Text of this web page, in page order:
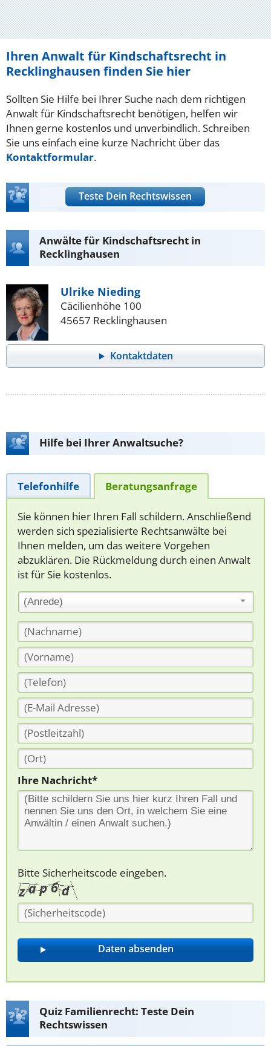
Ihren Anwalt für Kindschaftsrecht in
Recklinghausen finden Sie hier
Sollten Sie Hilfe bei Ihrer Suche nach dem richtigen
Anwalt für Kindschaftsrecht benötigen, helfen wir
Ihnen gerne kostenlos und unverbindlich. Schreiben
Sie uns einfach eine kurze Nachricht über das
Kontaktformular.
Teste Dein Rechtswissen
Anwälte für Kindschaftsrecht in
Recklinghausen
Ulrike Nieding
Cäcilienhöhe 100
45657 Recklinghausen
Kontaktdaten
Hilfe bei Ihrer Anwaltsuche?
Telefonhilfe Beratungsanfrage
Sie können hier Ihren Fall schildern. Anschließend
werden sich spezialisierte Rechtsanwälte bei
Ihnen melden, um das weitere Vorgehen
abzuklären. Die Rückmeldung durch einen Anwalt
ist für Sie kostenlos.
(Anrede)
Ihre Nachricht*
Bitte Sicherheitscode eingeben.
Quiz Familienrecht: Teste Dein
Rechtswissen